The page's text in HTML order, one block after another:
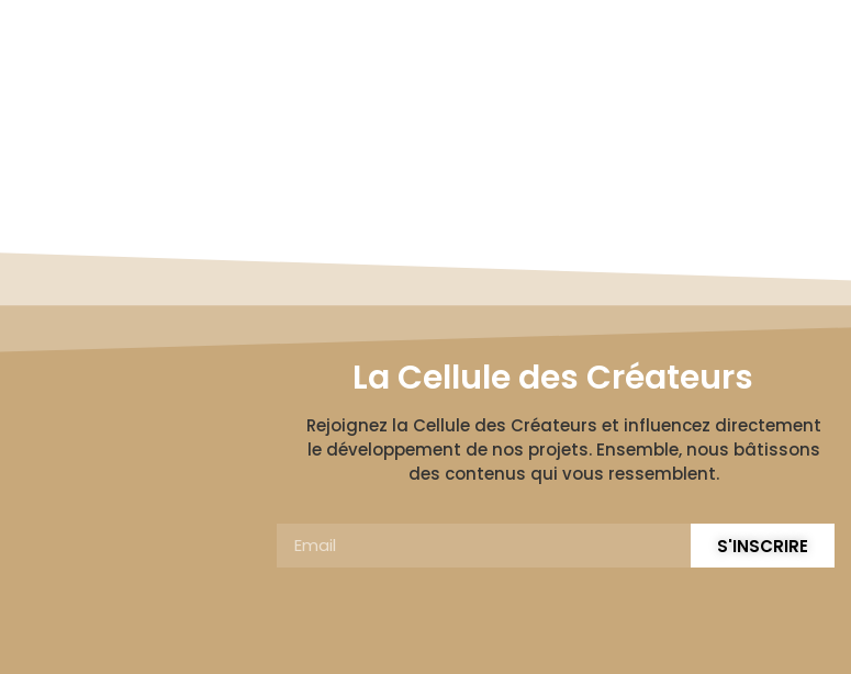
La Cellule des Créateurs
Rejoignez la Cellule des Créateurs et influencez directement
le développement de nos projets. Ensemble, nous bâtissons
des contenus qui vous ressemblent.
S'INSCRIRE